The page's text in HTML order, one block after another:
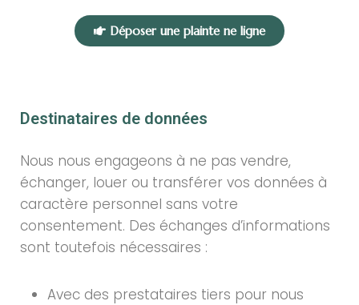
Déposer une plainte ne ligne
Destinataires de données
Nous nous engageons à ne pas vendre,
échanger, louer ou transférer vos données à
caractère personnel sans votre
consentement. Des échanges d’informations
sont toutefois nécessaires :
Avec des prestataires tiers pour nous